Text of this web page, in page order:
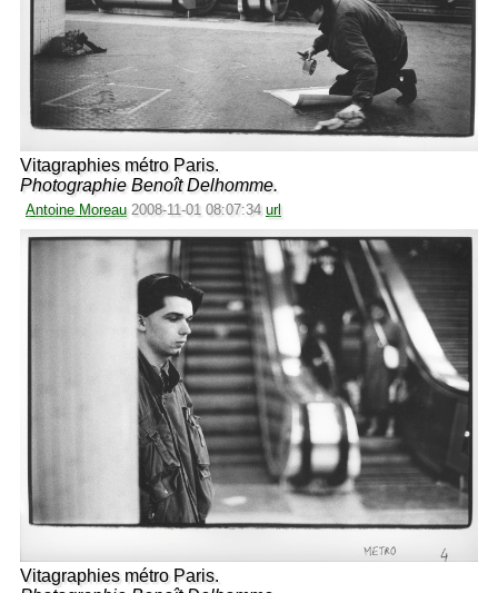
Vitagraphies métro Paris.
Photographie Benoît Delhomme.
Antoine Moreau 2008-11-01 08:07:34 url
Vitagraphies métro Paris.